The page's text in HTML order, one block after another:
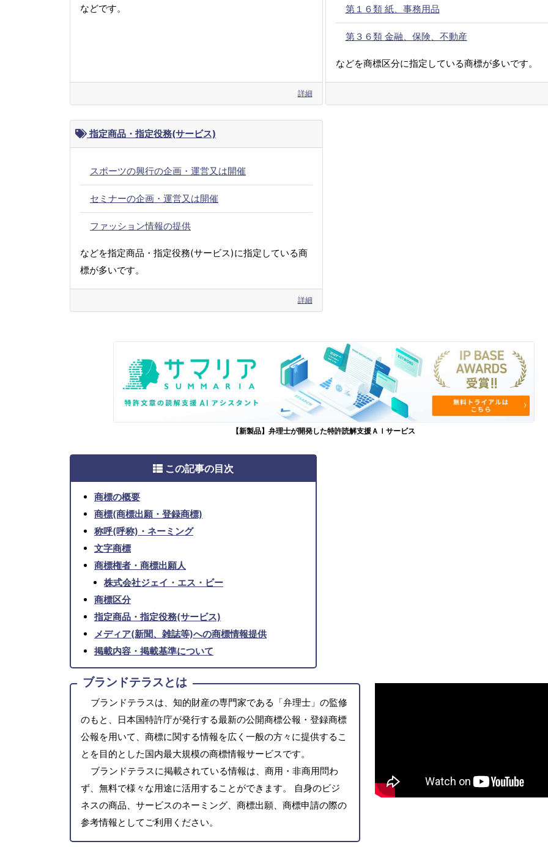
などです。
詳細
第１６類 紙、事務用品
第３６類 金融、保険、不動産
などを商標区分に指定している商標が多いです。
指定商品・指定役務(サービス)
スポーツの興行の企画・運営又は開催
セミナーの企画・運営又は開催
ファッション情報の提供
などを指定商品・指定役務(サービス)に指定している商
標が多いです。
詳細
【新製品】弁理士が開発した特許読解支援ＡＩサービス
この記事の目次
商標の概要
商標(商標出願・登録商標)
称呼(呼称)・ネーミング
文字商標
商標権者・商標出願人
株式会社ジェイ・エス・ビー
商標区分
指定商品・指定役務(サービス)
メディア(新聞、雑誌等)への商標情報提供
掲載内容・掲載基準について
ブランドテラスとは
ブランドテラスは、知的財産の専門家である「弁理士」の監修
のもと、日本国特許庁が発行する最新の公開商標公報・登録商標
公報を用いて、商標に関する情報を広く一般の方々に提供するこ
とを目的とした国内最大規模の商標情報サービスです。
ブランドテラスに掲載されている情報は、商用・非商用問わ
ず、無料で様々な用途に活用することができます。 自身のビジ
ネスの商品、サービスのネーミング、商標出願、商標申請の際の
参考情報としてご利用ください。